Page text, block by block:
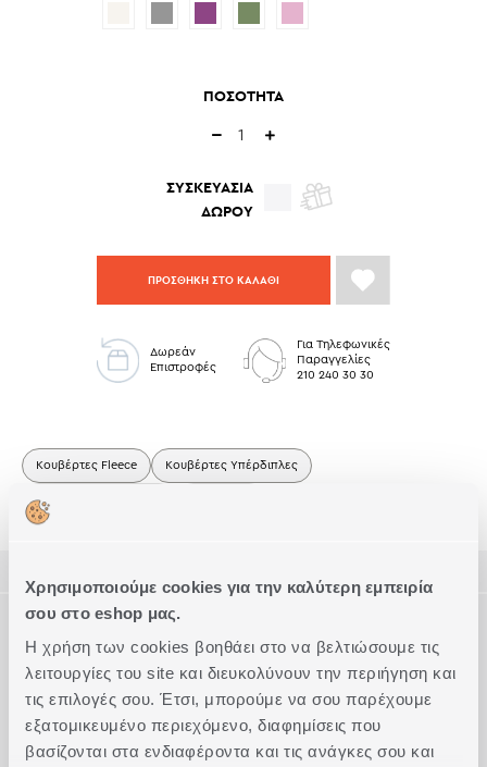
Χρησιμοποιούμε cookies για την καλύτερη εμπειρία
σου στο eshop μας.
Η χρήση των cookies βοηθάει στο να βελτιώσουμε τις
λειτουργίες του site και διευκολύνουν την περιήγηση και
τις επιλογές σου. Έτσι, μπορούμε να σου παρέχουμε
εξατομικευμένο περιεχόμενο, διαφημίσεις που
βασίζονται στα ενδιαφέροντα και τις ανάγκες σου και
ΠΟΣΟΤΗΤΑ
ΣΥΣΚΕΥΑΣΙΑ
ΔΩΡΟΥ
ΠΡΟΣΘΗΚΗ ΣΤΟ ΚΑΛΑΘΙ
Δωρεάν
Επιστροφές
Για Τηλεφωνικές
Παραγγελίες
210 240 30 30
Κουβέρτες Fleece Κουβέρτες Υπέρδιπλες
Δώρα για Νονά/Νονό
Είναι κατασκευασμένη από 100% πολυέστερ, βάρους
240gr/m 2. Είναι ιδιαίτερα ζεστή και απαλή στην υφή της.
Θα την βρείτε και σε μονή διάσταση σε 4 αποχρώσεις.
ΤΕΧΝΙΚΑ ΧΑΡΑΚΤΗΡΙΣΤΙΚΑ
Διάσταση Υπέρδιπλες
Ποιότητα
Ακριβείς διαστάσεις 220x240
Συμπληρώστε το Look